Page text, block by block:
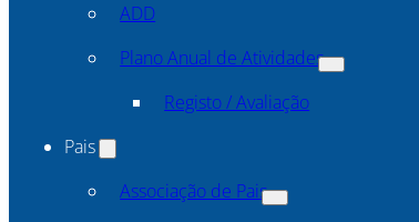
ADD
Plano Anual de Atividades
Registo / Avaliação
Pais
Associação de Pais